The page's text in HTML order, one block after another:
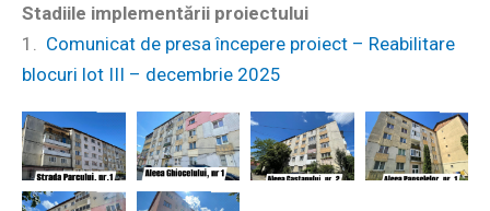
Stadiile implementării proiectului
1. Comunicat de presa începere proiect – Reabilitare
blocuri lot III – decembrie 2025